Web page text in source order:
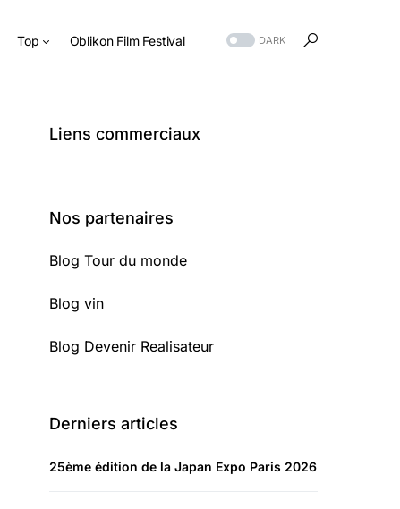
Top Oblikon Film Festival DARK
Liens commerciaux
Nos partenaires
Blog Tour du monde
Blog vin
Blog Devenir Realisateur
Derniers articles
25ème édition de la Japan Expo Paris 2026